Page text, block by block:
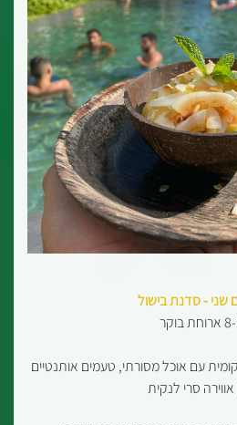
בוקר
מקומית עם אוכל מסורתי, טעמים אותנטיים
אווירה סרי לנקית